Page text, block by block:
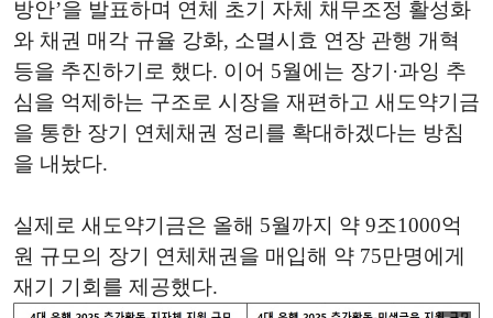
방안’을 발표하며 연체 초기 자체 채무조정 활성화
와 채권 매각 규율 강화, 소멸시효 연장 관행 개혁
등을 추진하기로 했다. 이어 5월에는 장기·과잉 추
심을 억제하는 구조로 시장을 재편하고 새도약기금
을 통한 장기 연체채권 정리를 확대하겠다는 방침
을 내놨다.
실제로 새도약기금은 올해 5월까지 약 9조1000억
원 규모의 장기 연체채권을 매입해 약 75만명에게
재기 기회를 제공했다.